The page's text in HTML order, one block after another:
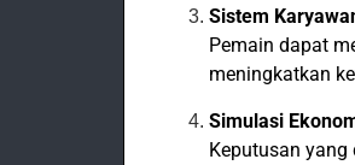
Sistem
Pemain dapat
meningkatkan
Simulasi
Keputusan